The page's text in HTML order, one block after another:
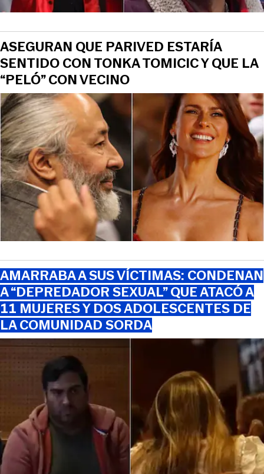
ASEGURAN QUE PARIVED ESTARÍA
SENTIDO CON TONKA TOMICIC Y QUE LA
“PELÓ” CON VECINO
AMARRABA A SUS VÍCTIMAS: CONDENAN
A “DEPREDADOR SEXUAL” QUE ATACÓ A
11 MUJERES Y DOS ADOLESCENTES DE
LA COMUNIDAD SORDA